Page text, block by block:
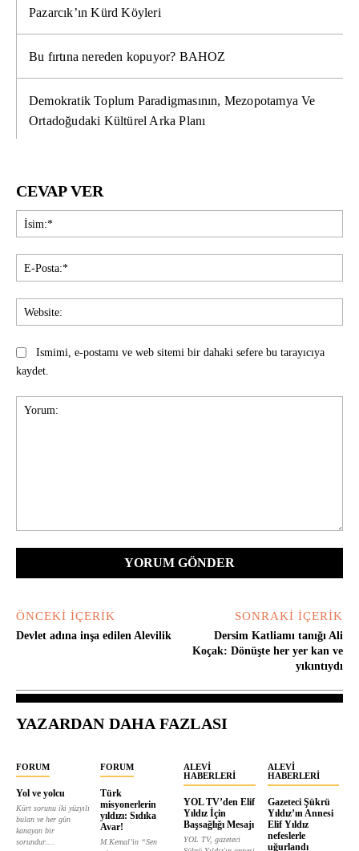
Pazarcık’ın Kürd Köyleri
Bu fırtına nereden kopuyor? BAHOZ
Demokratik Toplum Paradigmasının, Mezopotamya Ve
Ortadoğudaki Kültürel Arka Planı
CEVAP VER
Ismimi, e-postamı ve web sitemi bir dahaki sefere bu tarayıcıya
kaydet.
ÖNCEKI İÇERIK
Devlet adına inşa edilen Alevilik
SONRAKI İÇERIK
Dersim Katliamı tanığı Ali
Koçak: Dönüşte her yer kan ve
yıkıntıydı
YAZARDAN DAHA FAZLASI
FORUM
Yol ve yolcu
Kürt sorunu iki yüzyılı
bulan ve her gün
kanayan bir
sorundur....
FORUM
Türk
misyonerlerin
yıldızı: Sıdıka
Avar!
M.Kemal’in “Sen
ALEVI
HABERLERI
YOL TV’den Elif
Yıldız İçin
Başsağlığı Mesajı
YOL TV, gazeteci
ALEVI
HABERLERI
Gazeteci Şükrü
Yıldız’ın Annesi
Elif Yıldız
nefeslerle
uğurlandı